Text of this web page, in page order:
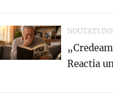
Reactia